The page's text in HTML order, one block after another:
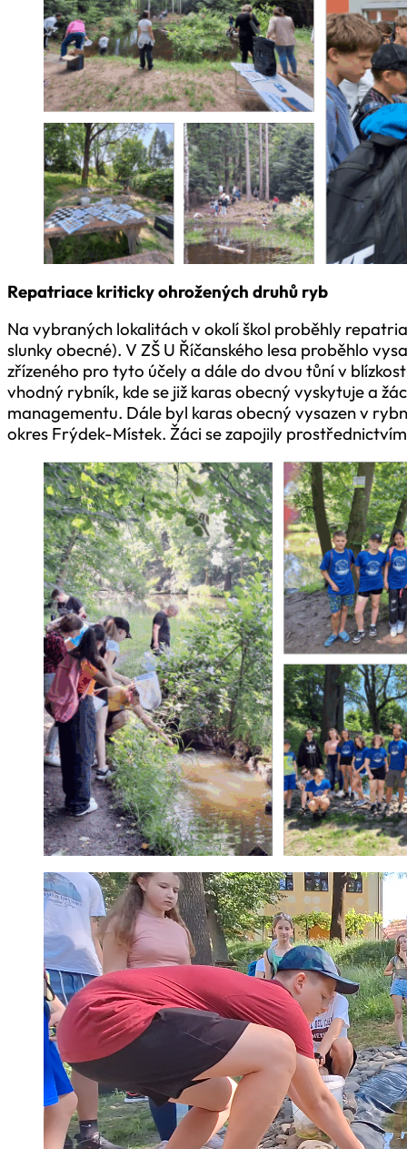
Repatriace kriticky ohrožených druhů ryb
Na vybraných lokalitách v okolí škol proběhly
slunky obecné). V ZŠ U Říčanského lesa proběhlo
zřízeného pro tyto účely a dále do dvou tůní v
vhodný rybník, kde se již karas obecný vyskytuje a
managementu. Dále byl karas obecný vysazen v
okres Frýdek-Místek. Žáci se zapojily